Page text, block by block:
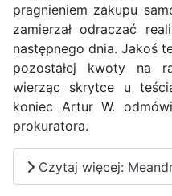
pragnieniem zakupu
zamierzał odraczać
następnego dnia. Jakoś
pozostałej kwoty na
wierząc skrytce u
koniec Artur W.
prokuratora.
Czytaj więcej: